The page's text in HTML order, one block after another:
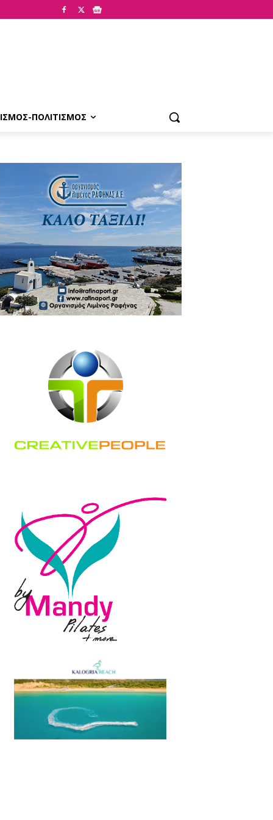
ΠΟΛΙΤΙΣΜΟΣ